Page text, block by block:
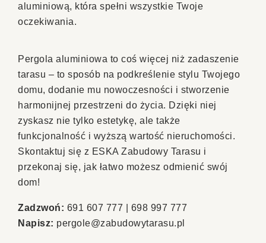
aluminiową, która spełni wszystkie Twoje
oczekiwania.
Pergola aluminiowa to coś więcej niż zadaszenie
tarasu – to sposób na podkreślenie stylu Twojego
domu, dodanie mu nowoczesności i stworzenie
harmonijnej przestrzeni do życia. Dzięki niej
zyskasz nie tylko estetykę, ale także
funkcjonalność i wyższą wartość nieruchomości.
Skontaktuj się z ESKA Zabudowy Tarasu i
przekonaj się, jak łatwo możesz odmienić swój
dom!
Zadzwoń: 691 607 777 | 698 997 777
Napisz: pergole@zabudowytarasu.pl